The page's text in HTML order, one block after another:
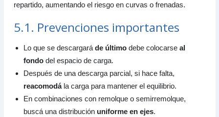
repartido, aumentando el riesgo en curvas o frenadas.
5.1. Prevenciones importantes
Lo que se descargará de últimodebe colocarse al
fondodel espacio de carga.
Después de una descarga parcial, si hace falta,
reacomodála carga para mantener el equilibrio.
En combinaciones con remolque o semirremolque,
buscá una distribución uniforme en ejes.